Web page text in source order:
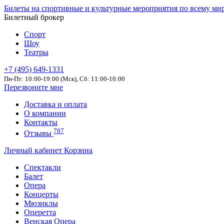
Билеты на спортивные и культурные мероприятия по всему
Билетный брокер
Спорт
Шоу
Театры
+7 (495) 649-1331
Пн-Пт: 10:00-19:00 (Мск), Сб: 11:00-16:00
Перезвоните мне
Доставка и оплата
О компании
Контакты
Отзывы 787
Личный кабинет Корзина
Спектакли
Балет
Опера
Концерты
Мюзиклы
Оперетта
Венская Опера